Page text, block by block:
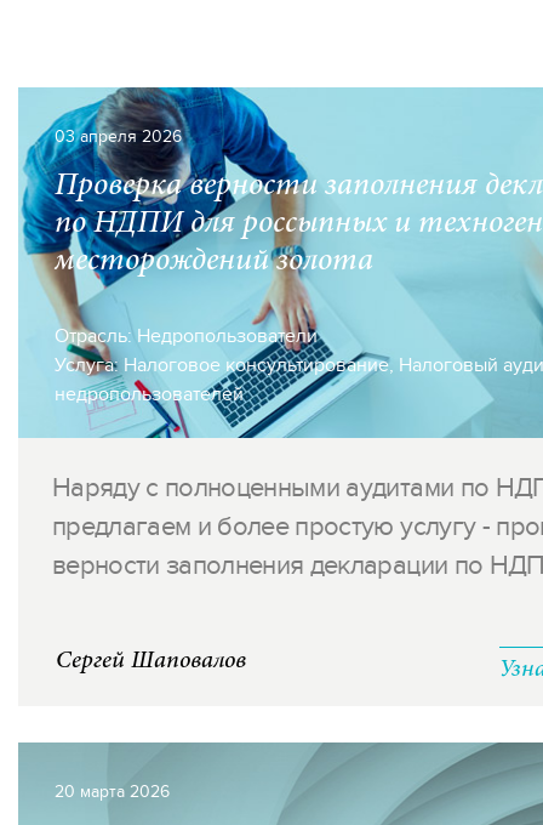
03 апреля 2026
Проверка верности заполнения
по НДПИ для россыпных и
месторождений золота
Отрасль: Недропользователи
Услуга: Налоговое консультирование, Налоговый
недропользователей
Наряду с полноценными аудитами по
предлагаем и более простую услугу -
верности заполнения декларации по
Сергей Шаповалов
20 марта 2026